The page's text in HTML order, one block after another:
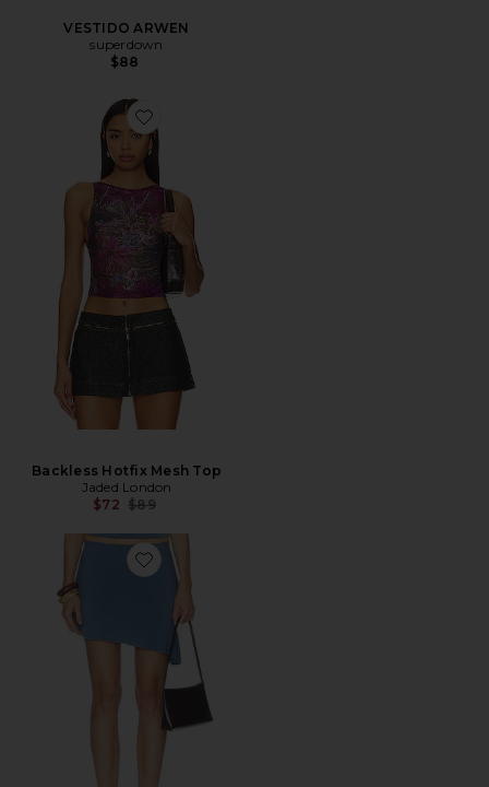
VESTIDO ARWEN
superdown
$88
Backless Hotfix Mesh Top
Jaded London
$72 Precio anterior:
$89